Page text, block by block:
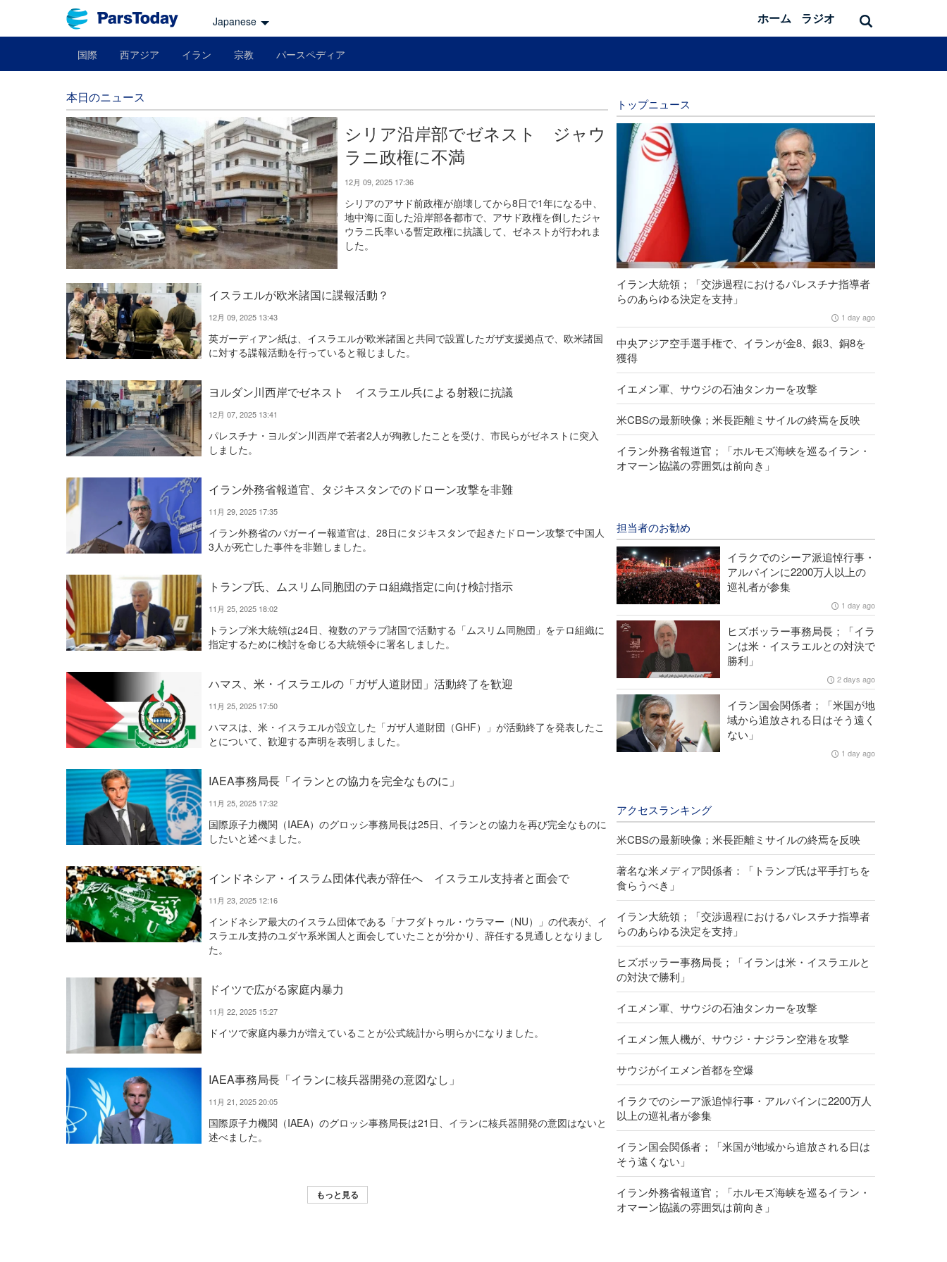
Japanese ホーム ラジオ
国際 西アジア イラン 宗教 パースペディア
本日のニュース
シリア沿岸部でゼネスト ジャウ
ラニ政権に不満
12月 09, 2025 17:36
シリアのアサド前政権が崩壊してから8日で1年になる中、
地中海に面した沿岸部各都市で、アサド政権を倒したジャ
ウラニ氏率いる暫定政権に抗議して、ゼネストが行われま
した。
イスラエルが欧米諸国に諜報活動？
12月 09, 2025 13:43
英ガーディアン紙は、イスラエルが欧米諸国と共同で設置したガザ支援拠点で、欧米諸国
に対する諜報活動を行っていると報じました。
ヨルダン川西岸でゼネスト イスラエル兵による射殺に抗議
12月 07, 2025 13:41
パレスチナ・ヨルダン川西岸で若者2人が殉教したことを受け、市民らがゼネストに突入
しました。
イラン外務省報道官、タジキスタンでのドローン攻撃を非難
11月 29, 2025 17:35
イラン外務省のバガーイー報道官は、28日にタジキスタンで起きたドローン攻撃で中国人
3人が死亡した事件を非難しました。
トランプ氏、ムスリム同胞団のテロ組織指定に向け検討指示
11月 25, 2025 18:02
トランプ米大統領は24日、複数のアラブ諸国で活動する「ムスリム同胞団」をテロ組織に
指定するために検討を命じる大統領令に署名しました。
ハマス、米・イスラエルの「ガザ人道財団」活動終了を歓迎
11月 25, 2025 17:50
ハマスは、米・イスラエルが設立した「ガザ人道財団（GHF）」が活動終了を発表したこ
とについて、歓迎する声明を表明しました。
IAEA事務局長「イランとの協力を完全なものに」
11月 25, 2025 17:32
国際原子力機関（IAEA）のグロッシ事務局長は25日、イランとの協力を再び完全なものに
したいと述べました。
インドネシア・イスラム団体代表が辞任へ イスラエル支持者と面会で
11月 23, 2025 12:16
インドネシア最大のイスラム団体である「ナフダトゥル・ウラマー（NU）」の代表が、イ
スラエル支持のユダヤ系米国人と面会していたことが分かり、辞任する見通しとなりまし
た。
ドイツで広がる家庭内暴力
11月 22, 2025 15:27
ドイツで家庭内暴力が増えていることが公式統計から明らかになりました。
IAEA事務局長「イランに核兵器開発の意図なし」
11月 21, 2025 20:05
国際原子力機関（IAEA）のグロッシ事務局長は21日、イランに核兵器開発の意図はないと
述べました。
もっと見る
トップニュース
イラン大統領；「交渉過程におけるパレスチナ指導者
らのあらゆる決定を支持」
1 day ago
中央アジア空手選手権で、イランが金8、銀3、銅8を
獲得
イエメン軍、サウジの石油タンカーを攻撃
米CBSの最新映像；米長距離ミサイルの終焉を反映
イラン外務省報道官；「ホルモズ海峡を巡るイラン・
オマーン協議の雰囲気は前向き」
担当者のお勧め
イラクでのシーア派追悼行事・
アルバインに2200万人以上の
巡礼者が参集
1 day ago
ヒズボッラー事務局長；「イラ
ンは米・イスラエルとの対決で
勝利」
2 days ago
イラン国会関係者；「米国が地
域から追放される日はそう遠く
ない」
1 day ago
アクセスランキング
米CBSの最新映像；米長距離ミサイルの終焉を反映
著名な米メディア関係者：「トランプ氏は平手打ちを
食らうべき」
イラン大統領；「交渉過程におけるパレスチナ指導者
らのあらゆる決定を支持」
ヒズボッラー事務局長；「イランは米・イスラエルと
の対決で勝利」
イエメン軍、サウジの石油タンカーを攻撃
イエメン無人機が、サウジ・ナジラン空港を攻撃
サウジがイエメン首都を空爆
イラクでのシーア派追悼行事・アルバインに2200万人
以上の巡礼者が参集
イラン国会関係者；「米国が地域から追放される日は
そう遠くない」
イラン外務省報道官；「ホルモズ海峡を巡るイラン・
オマーン協議の雰囲気は前向き」